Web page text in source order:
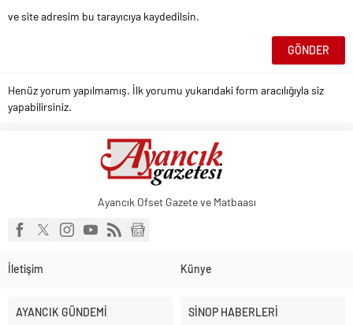
ve site adresim bu tarayıcıya kaydedilsin.
Henüz yorum yapılmamış. İlk yorumu yukarıdaki form aracılığıyla siz
yapabilirsiniz.
Ayancık Ofset Gazete ve Matbaası
İletişim Künye
AYANCIK GÜNDEMİ SİNOP HABERLERİ